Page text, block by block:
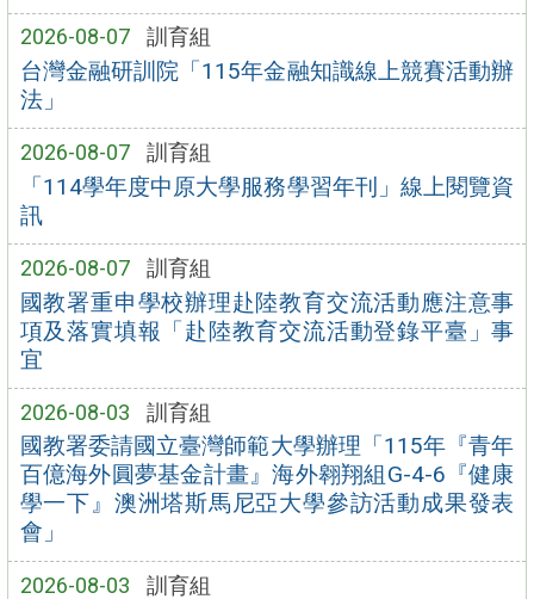
2026-08-07 訓育組
台灣金融研訓院「115年金融知識線上競賽活動辦
法」
2026-08-07 訓育組
「114學年度中原大學服務學習年刊」線上閱覽資
訊
2026-08-07 訓育組
國教署重申學校辦理赴陸教育交流活動應注意事
項及落實填報「赴陸教育交流活動登錄平臺」事
宜
2026-08-03 訓育組
國教署委請國立臺灣師範大學辦理「115年『青年
百億海外圓夢基金計畫』海外翱翔組G-4-6『健康
學一下』澳洲塔斯馬尼亞大學參訪活動成果發表
會」
2026-08-03 訓育組